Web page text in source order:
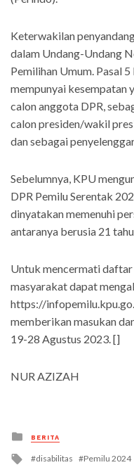
Keterwakilan
dalam Undang-Undang
Pemilihan Umum. Pasal
mempunyai kesempatan
calon anggota DPR,
calon presiden/wakil
dan sebagai
Sebelumnya, KPU
DPR Pemilu Serentak
dinyatakan memenuhi
antaranya berusia 21
Untuk mencermati daftar
masyarakat dapat
https://
memberikan masukan
19-28 Agustus 2023. []
NUR AZIZAH
Posted
in
BERITA
Tagged
disabilitas Pemilu 2024